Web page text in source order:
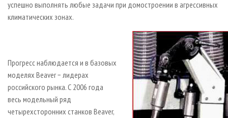
успешно выполнять любые задачи при домостроении в агрессивных
климатических зонах.
Прогресс наблюдается и в базовых
моделях Beaver − лидерах
российского рынка. С 2006 года
весь модельный ряд
четырехсторонних станков Beaver,